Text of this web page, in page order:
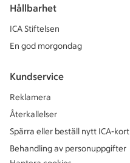
Hållbarhet
ICA Stiftelsen
En god morgondag
Kundservice
Reklamera
Återkallelser
Spärra eller beställ nytt ICA-kort
Behandling av personuppgifter